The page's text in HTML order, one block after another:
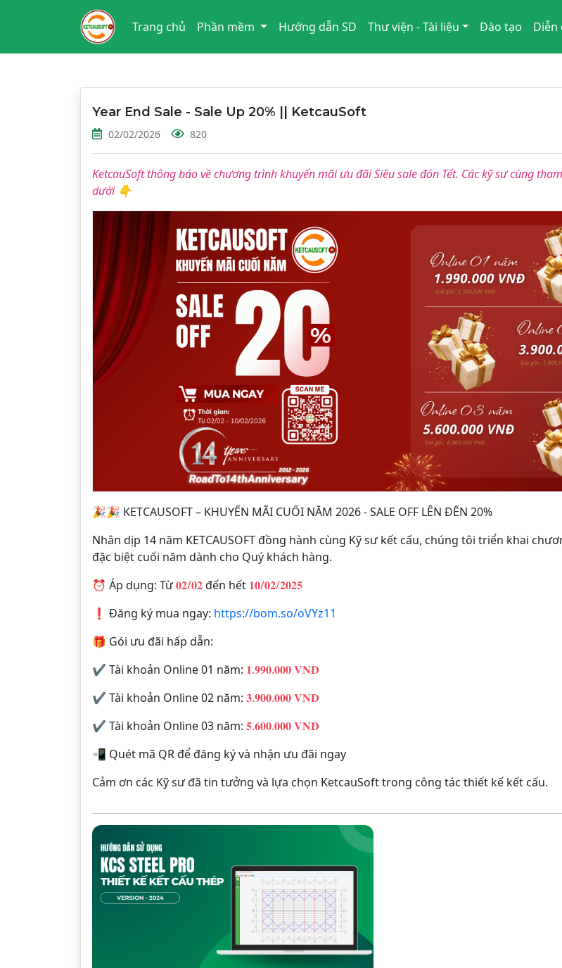
Trang chủ Phần mềm Hướng dẫn SD Thư viện - Tài liệu Đào tạo Diễn
Year End Sale - Sale Up 20% || KetcauSoft
02/02/2026 820
KetcauSoft thông báo về chương trình khuyến mãi ưu đãi Siêu sale đón Tết. Các kỹ sư cùng
dưới 👇
🎉🎉 KETCAUSOFT – KHUYẾN MÃI CUỐI NĂM 2026 - SALE OFF LÊN ĐẾN 20%
Nhân dịp 14 năm KETCAUSOFT đồng hành cùng Kỹ sư kết cấu, chúng tôi triển khai
đặc biệt cuối năm dành cho Quý khách hàng.
⏰ Áp dụng: Từ𝟎𝟐/𝟎𝟐đến hết 𝟏𝟎/𝟎𝟐/𝟐𝟎𝟐𝟓
❗ Đăng ký mua ngay: https://bom.so/oVYz11
🎁 Gói ưu đãi hấp dẫn:
✔ Tài khoản Online 01 năm: 𝟏.𝟗𝟗𝟎.𝟎𝟎𝟎 𝐕𝐍𝐃
✔ Tài khoản Online 02 năm: 𝟑.𝟗𝟎𝟎.𝟎𝟎𝟎 𝐕𝐍𝐃
✔ Tài khoản Online 03 năm: 𝟓.𝟔𝟎𝟎.𝟎𝟎𝟎 𝐕𝐍𝐃
📲 Quét mã QR để đăng ký và nhận ưu đãi ngay
Cảm ơn các Kỹ sư đã tin tưởng và lựa chọn KetcauSoft trong công tác thiết kế kết cấu.